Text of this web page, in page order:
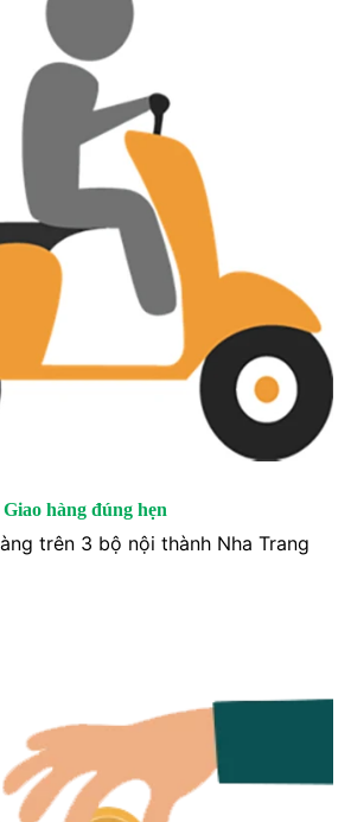
Giao hàng đúng hẹn
trên 3 bộ nội thành Nha Trang